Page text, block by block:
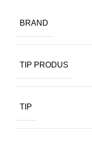
BRAND
TIP PRODUS
TIP